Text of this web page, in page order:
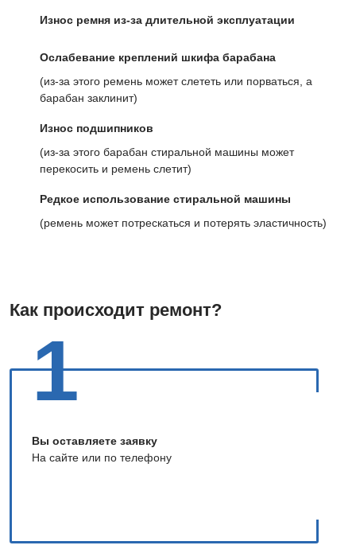
Износ ремня из-за длительной эксплуатации
Ослабевание креплений шкифа барабана
(из-за этого ремень может слететь или порваться, а
барабан заклинит)
Износ подшипников
(из-за этого барабан стиральной машины может
перекосить и ремень слетит)
Редкое использование стиральной машины
(ремень может потрескаться и потерять эластичность)
Как происходит ремонт?
1
Вы оставляете заявку
На сайте или по телефону